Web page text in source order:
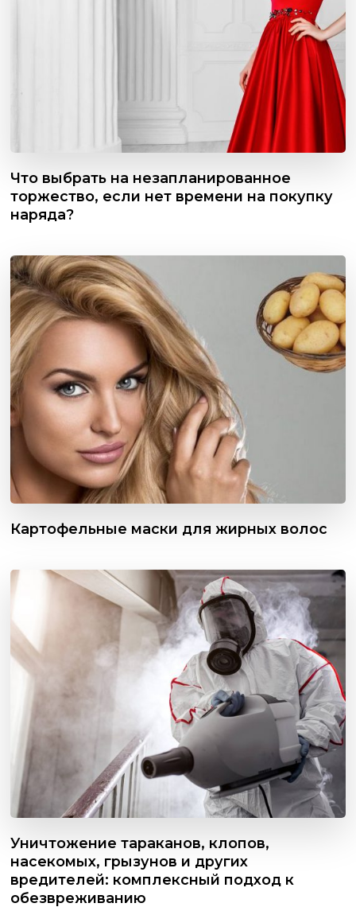
Что выбрать на незапланированное
торжество, если нет времени на покупку
наряда?
Картофельные маски для жирных волос
Уничтожение тараканов, клопов,
насекомых, грызунов и других
вредителей: комплексный подход к
обезвреживанию